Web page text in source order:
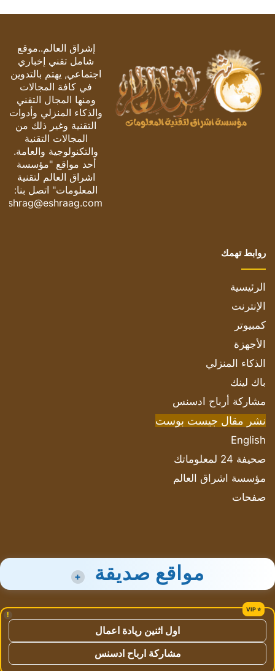
إشراق العالم..موقع
شامل تقني إخباري
اجتماعي, يهتم بالتدوين
في كافة المجالات
ومنها المجال التقني
والذكاء المنزلي وأدوات
التقنية وغير ذلك من
المجالات التقنية
والتكنولوجية والعامة.
أحد مواقع "مؤسسة
اشراق العالم لتقنية
المعلومات" اتصل بنا:
eshrag@eshraag.com
روابط تهمك
الرئيسية
الإنترنت
كمبيوتر
الأجهزة
الذكاء المنزلي
باك لينك
مشاركة أرباح ادسنس
نشر مقال جيست بوست
English
صحيفة 24 لمعلوماتك
مؤسسة اشراق العالم
صفحات
مواقع صديقة +
!
اول اثنين ريادة اعمال
مشاركة ارباح ادسنس